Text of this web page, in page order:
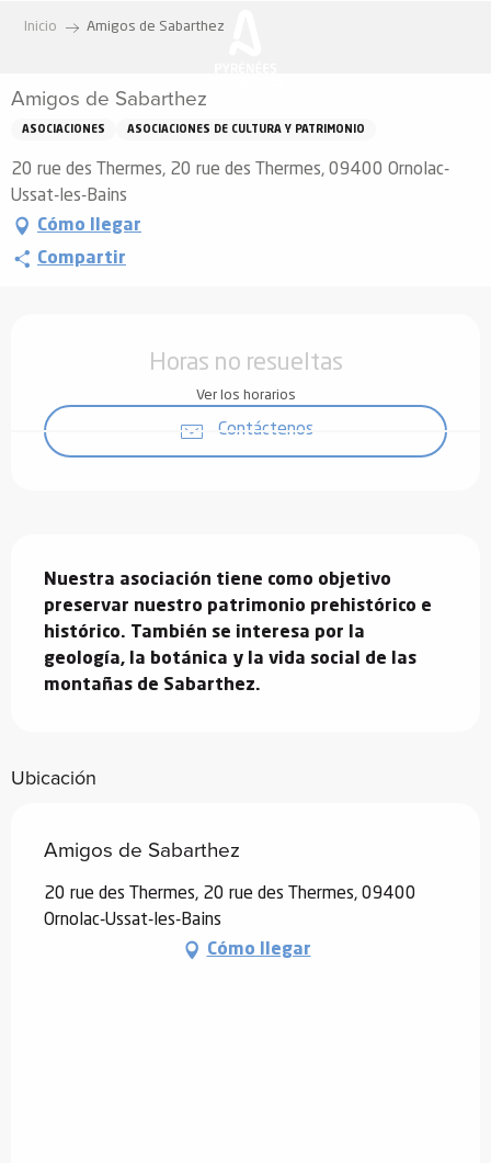
principal
Inicio Amigos de Sabarthez
Amigos de Sabarthez
ASOCIACIONES ASOCIACIONES DE CULTURA Y PATRIMONIO
20 rue des Thermes, 20 rue des Thermes, 09400 Ornolac-
Ussat-les-Bains
Cómo llegar
Compartir
Horas no resueltas
Ver los horarios
Contáctenos
Nuestra asociación tiene como objetivo
preservar nuestro patrimonio prehistórico e
histórico. También se interesa por la
geología, la botánica y la vida social de las
montañas de Sabarthez.
Ubicación
Amigos de Sabarthez
20 rue des Thermes, 20 rue des Thermes, 09400
Ornolac-Ussat-les-Bains
Cómo llegar